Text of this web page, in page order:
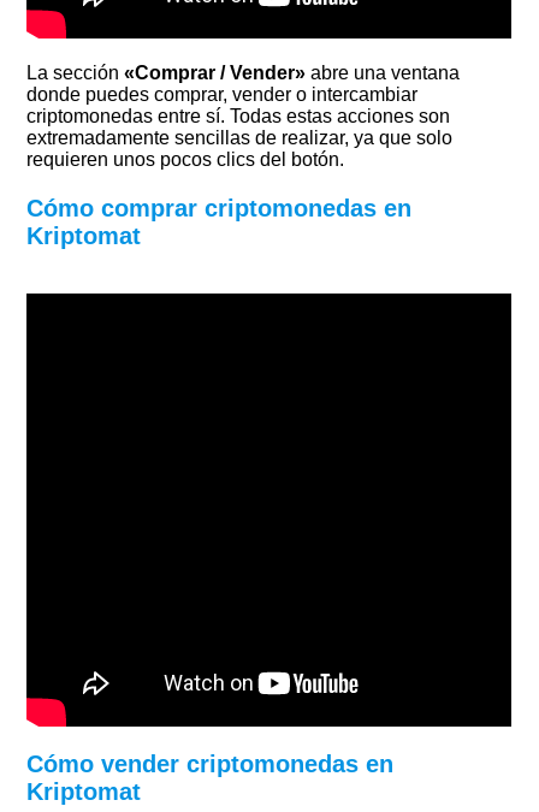
La sección«Comprar / Vender» abre una ventana
donde puedes comprar, vender o intercambiar
criptomonedas entre sí. Todas estas acciones son
extremadamente sencillas de realizar, ya que solo
requieren unos pocos clics del botón.
Cómo comprar criptomonedas en
Kriptomat
Cómo vender criptomonedas en
Kriptomat